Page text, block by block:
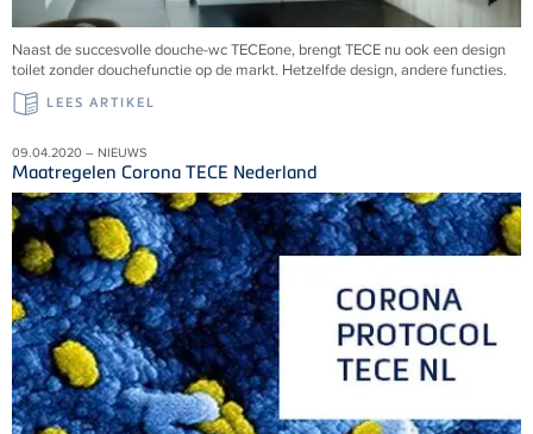
Naast de succesvolle douche-wc TECEone, brengt TECE nu ook een design
toilet zonder douchefunctie op de markt. Hetzelfde design, andere functies.
LEES ARTIKEL
09.04.2020 – NIEUWS
Maatregelen Corona TECE Nederland